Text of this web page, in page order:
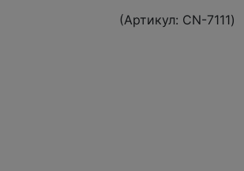
(Артикул: СN-7111)